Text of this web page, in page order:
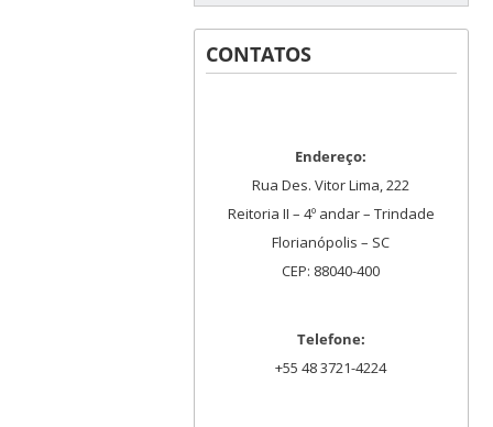
CONTATOS
Endereço:
Rua Des. Vitor Lima, 222
Reitoria II – 4º andar – Trindade
Florianópolis – SC
CEP: 88040-400
Telefone:
+55 48 3721-4224